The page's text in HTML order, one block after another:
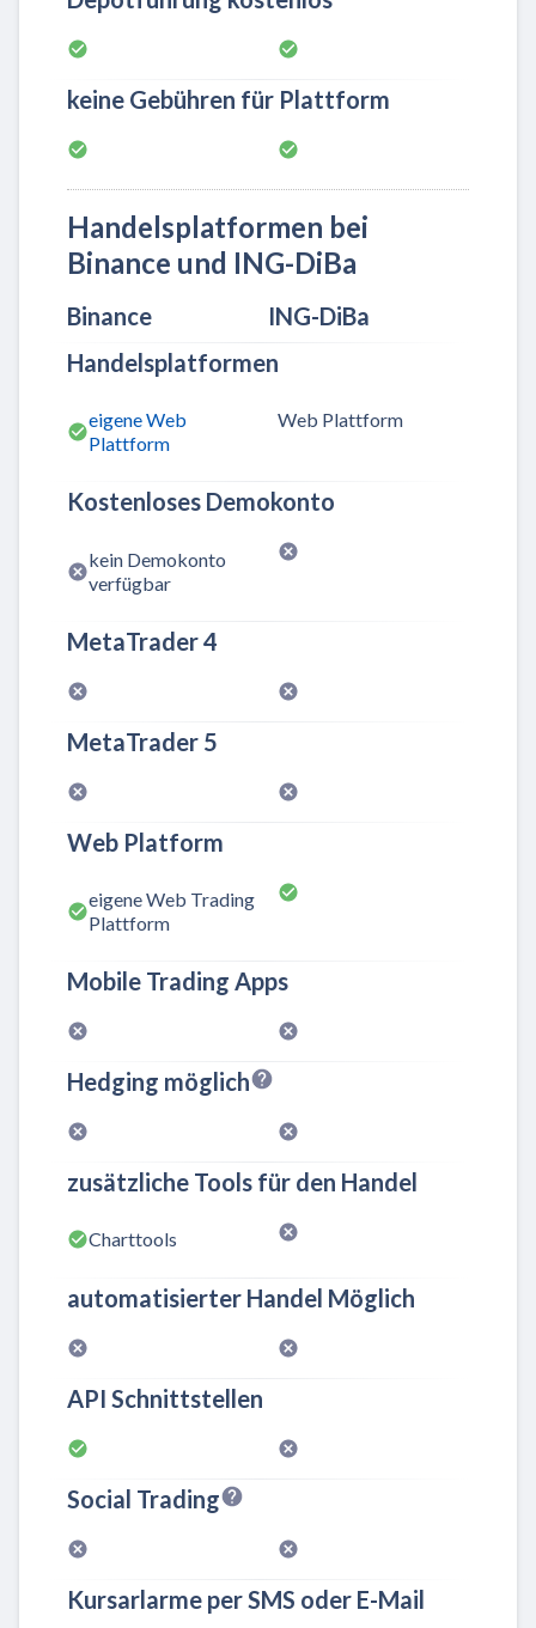
keine Gebühren für Plattform
Handelsplatformen bei
Binance und ING-DiBa
Binance
ING-DiBa
Handelsplatformen
eigene Web
Plattform
Web Plattform
Kostenloses Demokonto
kein Demokonto
verfügbar
MetaTrader 4
MetaTrader 5
Web Platform
eigene Web Trading
Plattform
Mobile Trading Apps
Hedging möglich
zusätzliche Tools für den Handel
Charttools
automatisierter Handel Möglich
API Schnittstellen
Social Trading
Kursarlarme per SMS oder E-Mail